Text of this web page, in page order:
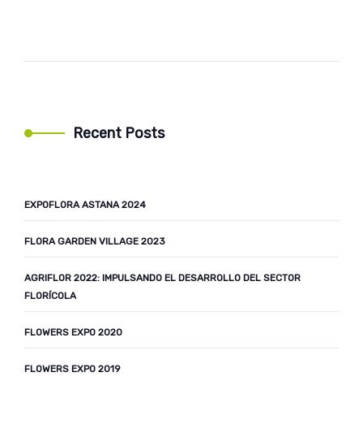
Recent Posts
EXPOFLORA ASTANA 2024
FLORA GARDEN VILLAGE 2023
AGRIFLOR 2022: IMPULSANDO EL DESARROLLO DEL SECTOR
FLORÍCOLA
FLOWERS EXPO 2020
FLOWERS EXPO 2019